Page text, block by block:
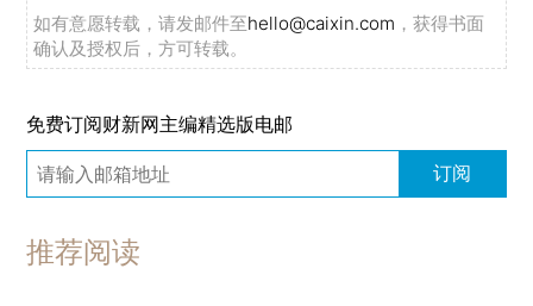
如有意愿转载，请发邮件至hello@caixin.com ，获得书面
确认及授权后，方可转载。
免费订阅财新网主编精选版电邮
订阅
推荐阅读